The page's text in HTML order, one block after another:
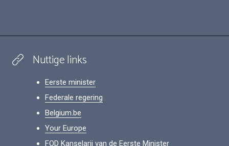
Nuttige links
Eerste minister
Federale regering
Belgium.be
Your Europe
FOD Kanselarij van de Eerste Minister